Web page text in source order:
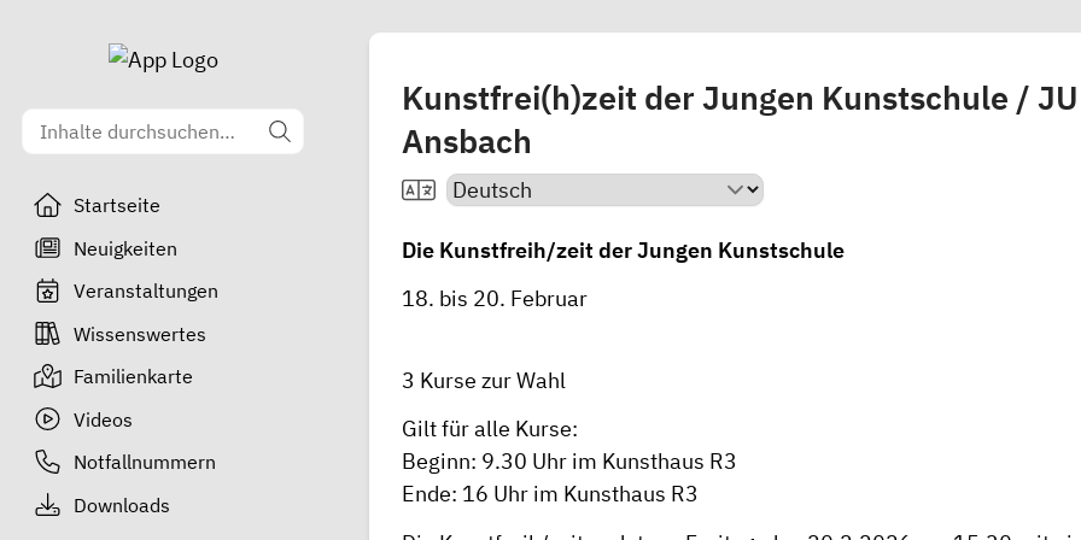
Startseite
Neuigkeiten
Veranstaltungen
Wissenswertes
Familienkarte
Videos
Notfallnummern
Downloads
Kunstfrei(h)zeit der Jungen Kunstschule /
Ansbach
Die Kunstfreih/zeit der Jungen Kunstschule
18. bis 20. Februar
3 Kurse zur Wahl
Gilt für alle Kurse:
Beginn: 9.30 Uhr im Kunsthaus R3
Ende: 16 Uhr im Kunsthaus R3